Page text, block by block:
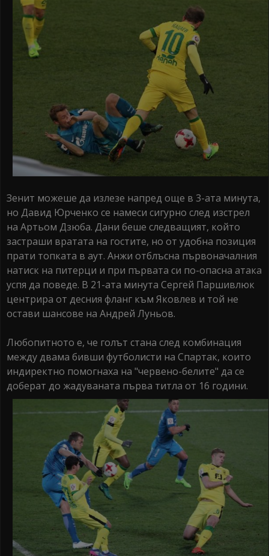
Зенит можеше да излезе напред още в 3-ата минута,
но Давид Юрченко се намеси сигурно след изстрел
на Артьом Дзюба. Дани беше следващият, който
застраши вратата на гостите, но от удобна позиция
прати топката в аут. Анжи отблъсна първоначалния
натиск на питерци и при първата си по-опасна атака
успя да поведе. В 21-ата минута Сергей Паршивлюк
центрира от десния фланг към Яковлев и той не
остави шансове на Андрей Луньов.
Любопитното е, че голът стана след комбинация
между двама бивши футболисти на Спартак, които
индиректно помогнаха на "червено-белите" да се
доберат до жадуваната първа титла от 16 години.